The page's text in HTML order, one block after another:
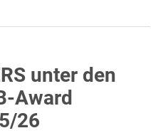
unter den
Award
26